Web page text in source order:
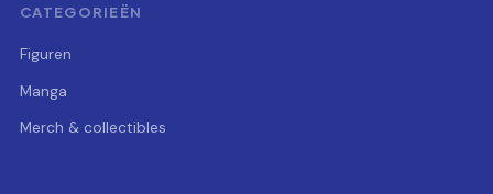
CATEGORIEËN
Figuren
Manga
Merch & collectibles